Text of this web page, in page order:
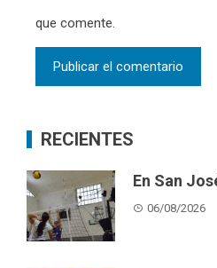
que comente.
RECIENTES
En San
06/08/2026